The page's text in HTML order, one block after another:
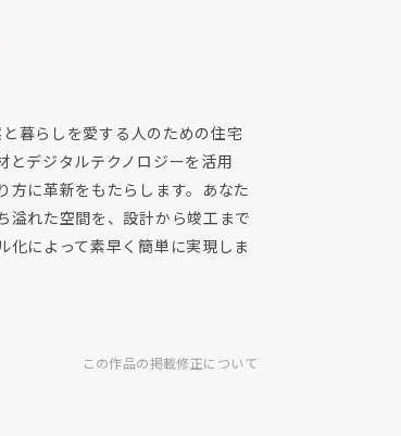
暮らしを愛する人のための住宅
とデジタルテクノロジーを活用
方に革新をもたらします。あなた
溢れた空間を、設計から竣工まで
化によって素早く簡単に実現しま
この作品の掲載修正について